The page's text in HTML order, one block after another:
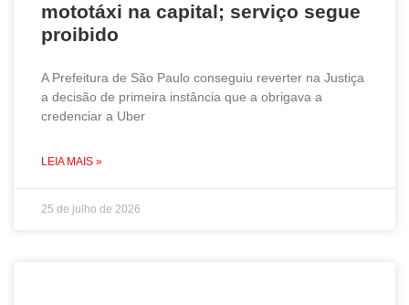
mototáxi na capital; serviço segue
proibido
A Prefeitura de São Paulo conseguiu reverter na Justiça
a decisão de primeira instância que a obrigava a
credenciar a Uber
LEIA MAIS »
25 de julho de 2026